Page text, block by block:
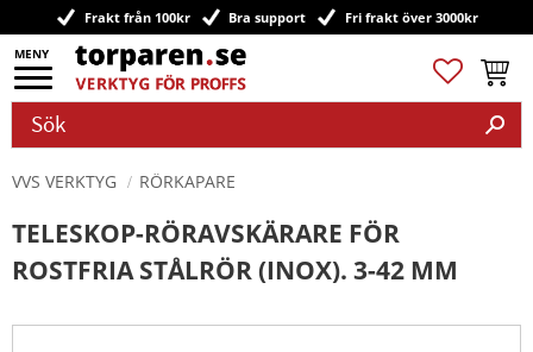
Meny
Frakt från 100kr Bra support Fri frakt över 3000kr
Favoriter
VVS VERKTYG RÖRKAPARE
TELESKOP-RÖRAVSKÄRARE FÖR
ROSTFRIA STÅLRÖR (INOX). 3-42 MM